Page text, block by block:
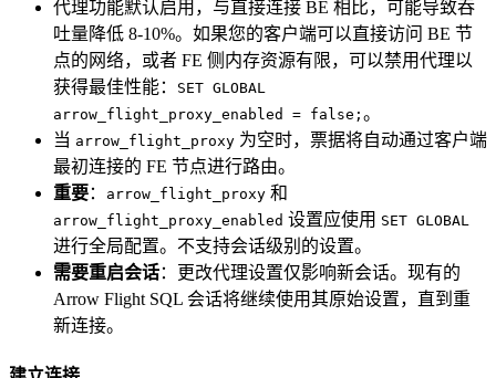
代理功能默认启用，与直接连接 BE 相比，可能导致吞
吐量降低 8-10%。如果您的客户端可以直接访问 BE 节
点的网络，或者 FE 侧内存资源有限，可以禁用代理以
获得最佳性能：
SET GLOBAL
arrow_flight_proxy_enabled = false; 。
当 arrow_flight_proxy 为空时，票据将自动通过客户端
最初连接的 FE 节点进行路由。
重要： arrow_flight_proxy 和
arrow_flight_proxy_enabled 设置应使用 SET GLOBAL
进行全局配置。不支持会话级别的设置。
需要重启会话：更改代理设置仅影响新会话。现有的
Arrow Flight SQL 会话将继续使用其原始设置，直到重
新连接。